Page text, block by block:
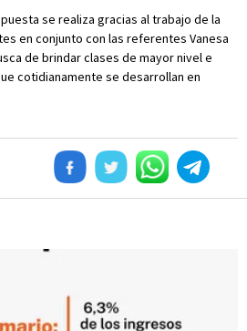
se realiza gracias al trabajo de la
en conjunto con las referentes Vanesa
de brindar clases de mayor nivel e
cotidianamente se desarrollan en